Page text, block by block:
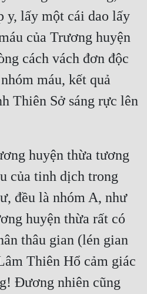
y, lấy một cái dao lấy
của Trương huyện
cách vách đơn độc
máu, kết quả
Thiên Sở sáng rực lên
huyện thừa tương
của tinh dịch trong
đều là nhóm A, như
huyện thừa rất có
thâu gian (lén gian
Thiên Hổ cảm giác
Đương nhiên cũng